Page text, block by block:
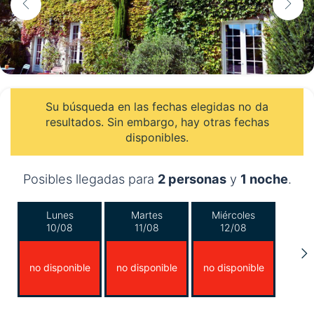
Su búsqueda en las fechas elegidas no da
resultados. Sin embargo, hay otras fechas
disponibles.
Posibles llegadas para 2 personasy 1 noche.
Lunes
10/08
no disponible
Martes
11/08
no disponible
Miércoles
12/08
no disponible